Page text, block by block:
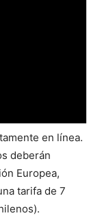
en línea.
deberán
Europea,
tarifa de 7